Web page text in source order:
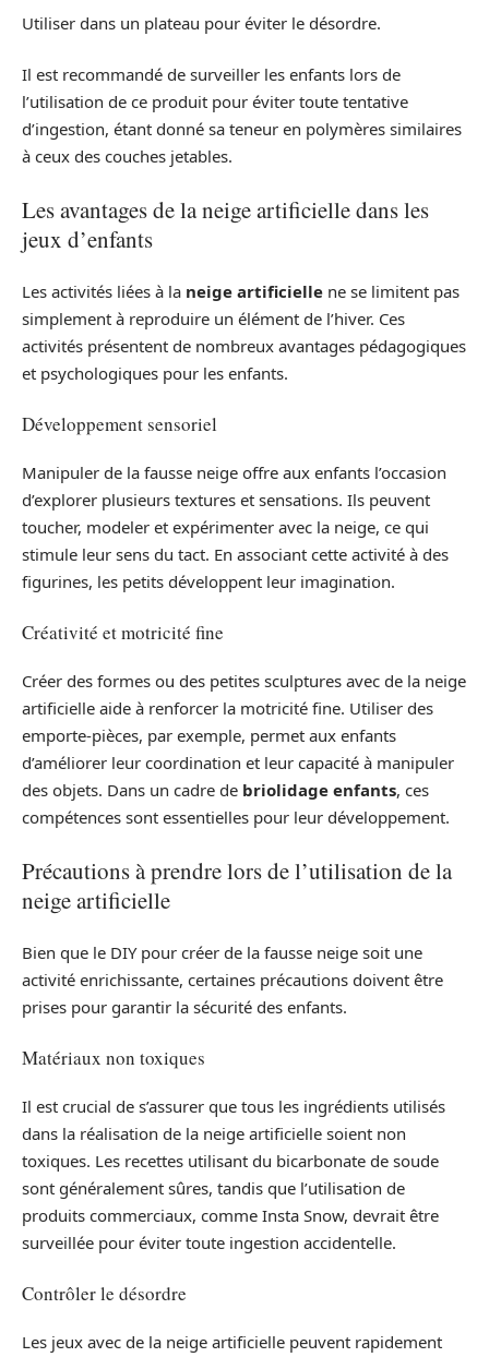
Utiliser dans un plateau pour éviter le désordre.
Il est recommandé de surveiller les enfants lors de
l’utilisation de ce produit pour éviter toute tentative
d’ingestion, étant donné sa teneur en polymères similaires
à ceux des couches jetables.
Les avantages de la neige artificielle dans les
jeux d’enfants
Les activités liées à la neige artificielle ne se limitent pas
simplement à reproduire un élément de l’hiver. Ces
activités présentent de nombreux avantages pédagogiques
et psychologiques pour les enfants.
Développement sensoriel
Manipuler de la fausse neige offre aux enfants l’occasion
d’explorer plusieurs textures et sensations. Ils peuvent
toucher, modeler et expérimenter avec la neige, ce qui
stimule leur sens du tact. En associant cette activité à des
figurines, les petits développent leur imagination.
Créativité et motricité fine
Créer des formes ou des petites sculptures avec de la neige
artificielle aide à renforcer la motricité fine. Utiliser des
emporte-pièces, par exemple, permet aux enfants
d’améliorer leur coordination et leur capacité à manipuler
des objets. Dans un cadre de briolidage enfants, ces
compétences sont essentielles pour leur développement.
Précautions à prendre lors de l’utilisation de la
neige artificielle
Bien que le DIY pour créer de la fausse neige soit une
activité enrichissante, certaines précautions doivent être
prises pour garantir la sécurité des enfants.
Matériaux non toxiques
Il est crucial de s’assurer que tous les ingrédients utilisés
dans la réalisation de la neige artificielle soient non
toxiques. Les recettes utilisant du bicarbonate de soude
sont généralement sûres, tandis que l’utilisation de
produits commerciaux, comme Insta Snow, devrait être
surveillée pour éviter toute ingestion accidentelle.
Contrôler le désordre
Les jeux avec de la neige artificielle peuvent rapidement